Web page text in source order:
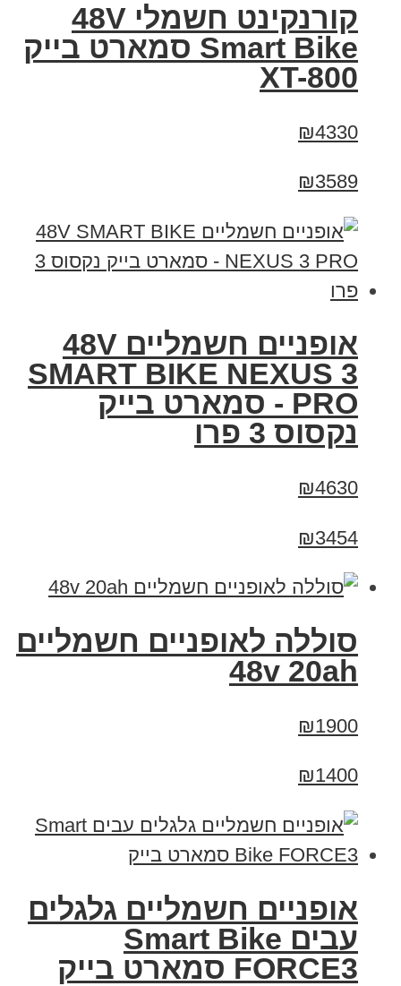
קורנקינט חשמלי 48V
Smart Bike סמארט בייק
XT-800
₪4330
₪3589
אופניים חשמליים 48V
SMART BIKE NEXUS 3
PRO - סמארט בייק
נקסוס 3 פרו
₪4630
₪3454
סוללה לאופניים חשמליים
48v 20ah
₪1900
₪1400
אופניים חשמליים גלגלים
עבים Smart Bike
FORCE3 סמארט בייק